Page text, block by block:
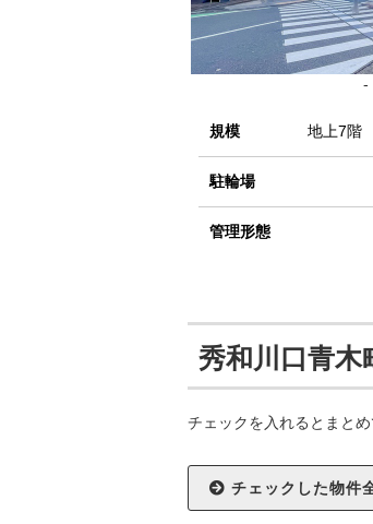
-
規模 地上7階
駐輪場
管理形態
秀和川口青
チェックを入れるとまと